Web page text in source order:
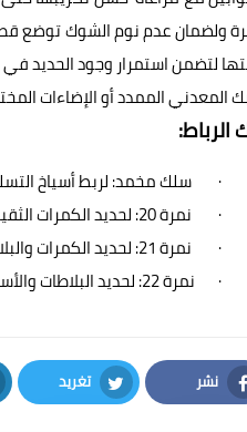
ولضمان عدم نوم الشوك توضع
لتضمن استمرار وجود الحديد
المعدني الممدد أو الإضاءات
·
سلك مخمد: لربط أسياخ
·
نمرة 20: لحديد الكمرات الثقيلة 1كجم = 200م.ط
·
نمرة 21: لحديد الكمرات والبلاطات الثقيلة 1كجم = 270م.ط
·
نمرة 22: لحديد البلاطات والأسقف العادية 1كجم = 330م.ط
نشر
Facebook
تغريد
Twitter